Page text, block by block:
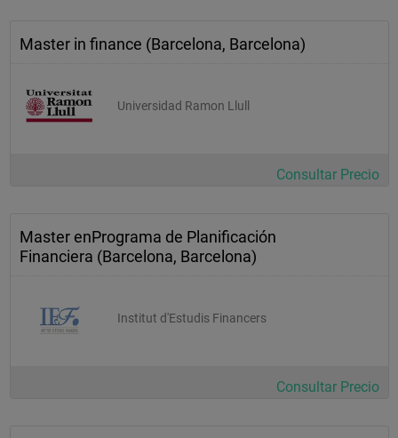
Master in finance (Barcelona, Barcelona)
Universidad Ramon Llull
Consultar Precio
Master enPrograma de Planificación
Financiera (Barcelona, Barcelona)
Institut d'Estudis Financers
Consultar Precio